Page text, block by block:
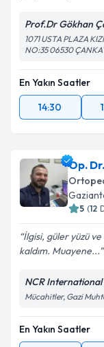
Prof.Dr Gökhan
1071 USTA PLAZA
NO:35 06530
En Yakın Saatler
14:30
Op.
5 (12
İlgisi, güler yüzü ve
kaldım. Muayene...
NCR
Mücahitler, Gazi
En Yakın Saatler